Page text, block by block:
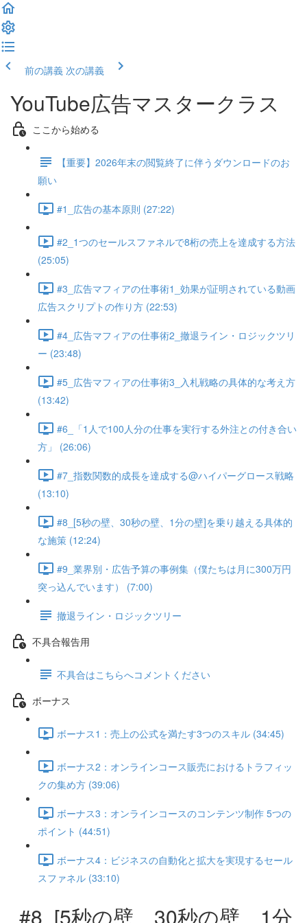
前の講義 次の講義
YouTube広告マスタークラス
ここから始める
【重要】2026年末の閲覧終了に伴うダウンロードのお
願い
#1_広告の基本原則 (27:22)
#2_1つのセールスファネルで8桁の売上を達成する方法
(25:05)
#3_広告マフィアの仕事術1_効果が証明されている動画
広告スクリプトの作り方 (22:53)
#4_広告マフィアの仕事術2_撤退ライン・ロジックツリ
ー (23:48)
#5_広告マフィアの仕事術3_入札戦略の具体的な考え方
(13:42)
#6_「1人で100人分の仕事を実行する外注との付き合い
方」 (26:06)
#7_指数関数的成長を達成する@ハイパーグロース戦略
(13:10)
#8_[5秒の壁、30秒の壁、1分の壁]を乗り越える具体的
な施策 (12:24)
#9_業界別・広告予算の事例集（僕たちは月に300万円
突っ込んでいます） (7:00)
撤退ライン・ロジックツリー
不具合報告用
不具合はこちらへコメントください
ボーナス
ボーナス1：売上の公式を満たす3つのスキル (34:45)
ボーナス2：オンラインコース販売におけるトラフィッ
クの集め方 (39:06)
ボーナス3：オンラインコースのコンテンツ制作 5つの
ポイント (44:51)
ボーナス4：ビジネスの自動化と拡大を実現するセール
スファネル (33:10)
#8_[5秒の壁、30秒の壁、1分